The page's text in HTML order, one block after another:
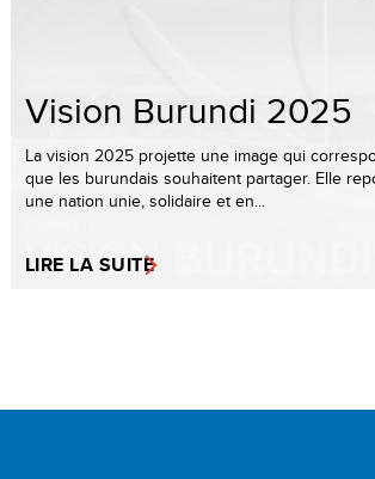
Vision Burundi 2025
La vision 2025 projette une image qui
que les burundais souhaitent partager. Elle
une nation unie, solidaire et en...
LIRE LA SUITE